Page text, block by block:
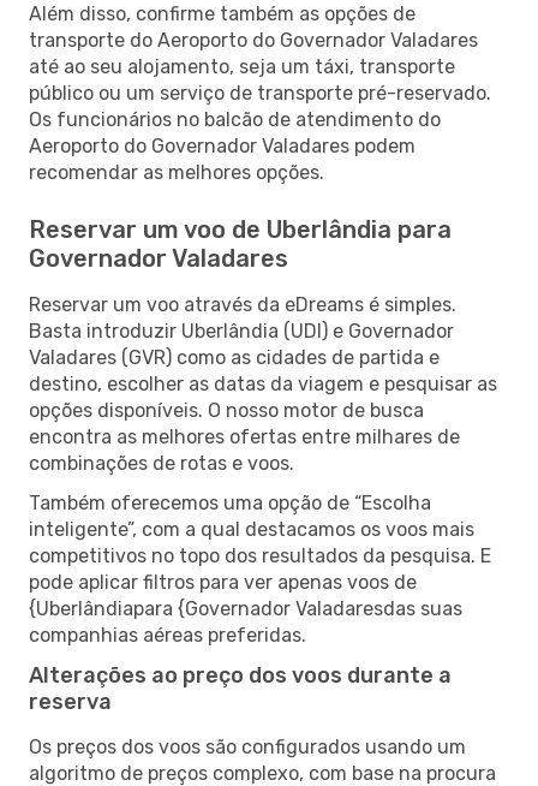
Além disso, confirme também as opções de
transporte do Aeroporto do Governador Valadares
até ao seu alojamento, seja um táxi, transporte
público ou um serviço de transporte pré-reservado.
Os funcionários no balcão de atendimento do
Aeroporto do Governador Valadares podem
recomendar as melhores opções.
Reservar um voo de Uberlândia para
Governador Valadares
Reservar um voo através da eDreams é simples.
Basta introduzir Uberlândia (UDI) e Governador
Valadares (GVR) como as cidades de partida e
destino, escolher as datas da viagem e pesquisar as
opções disponíveis. O nosso motor de busca
encontra as melhores ofertas entre milhares de
combinações de rotas e voos.
Também oferecemos uma opção de “Escolha
inteligente”, com a qual destacamos os voos mais
competitivos no topo dos resultados da pesquisa. E
pode aplicar filtros para ver apenas voos de
{Uberlândiapara {Governador Valadaresdas suas
companhias aéreas preferidas.
Alterações ao preço dos voos durante a
reserva
Os preços dos voos são configurados usando um
algoritmo de preços complexo, com base na procura